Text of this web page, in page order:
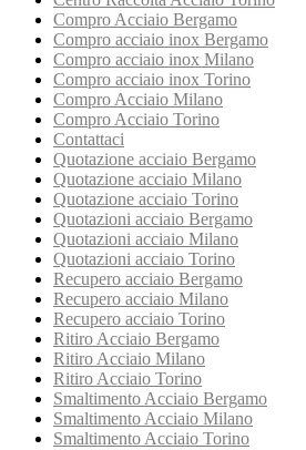
Compro Acciaio Bergamo
Compro acciaio inox Bergamo
Compro acciaio inox Milano
Compro acciaio inox Torino
Compro Acciaio Milano
Compro Acciaio Torino
Contattaci
Quotazione acciaio Bergamo
Quotazione acciaio Milano
Quotazione acciaio Torino
Quotazioni acciaio Bergamo
Quotazioni acciaio Milano
Quotazioni acciaio Torino
Recupero acciaio Bergamo
Recupero acciaio Milano
Recupero acciaio Torino
Ritiro Acciaio Bergamo
Ritiro Acciaio Milano
Ritiro Acciaio Torino
Smaltimento Acciaio Bergamo
Smaltimento Acciaio Milano
Smaltimento Acciaio Torino